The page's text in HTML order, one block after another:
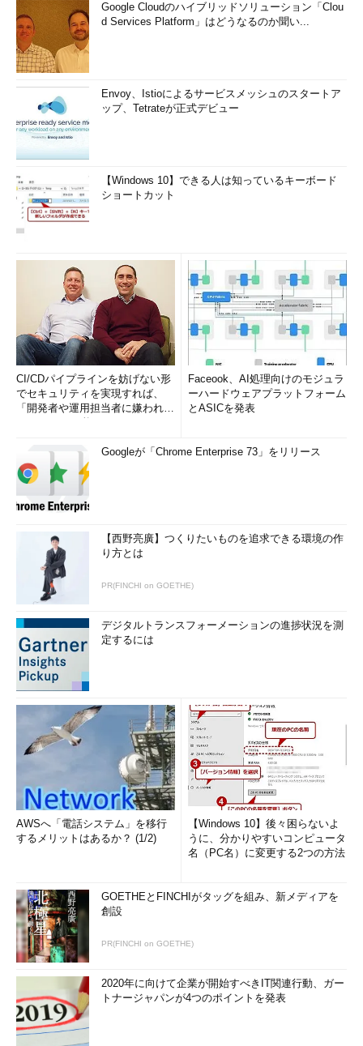
Google Cloudのハイブリッドソリューション「Clou
d Services Platform」はどうなるのか聞い...
Envoy、Istioによるサービスメッシュのスタートア
ップ、Tetrateが正式デビュー
【Windows 10】できる人は知っているキーボード
ショートカット
CI/CDパイプラインを妨げない形
でセキュリティを実現すれば、
「開発者や運用担当者に嫌われな
Faceook、AI処理向けのモジュラ
ーハードウェアプラットフォーム
とASICを発表
Googleが「Chrome Enterprise 73」をリリース
【西野亮廣】つくりたいものを追求できる環境の作
り方とは
PR(FINCHI on GOETHE)
デジタルトランスフォーメーションの進捗状況を測
定するには
AWSへ「電話システム」を移行
するメリットはあるか？ (1/2)
【Windows 10】後々困らないよ
うに、分かりやすいコンピュータ
名（PC名）に変更する2つの方法
GOETHEとFINCHIがタッグを組み、新メディアを
創設
PR(FINCHI on GOETHE)
2020年に向けて企業が開始すべきIT関連行動、ガー
トナージャパンが4つのポイントを発表